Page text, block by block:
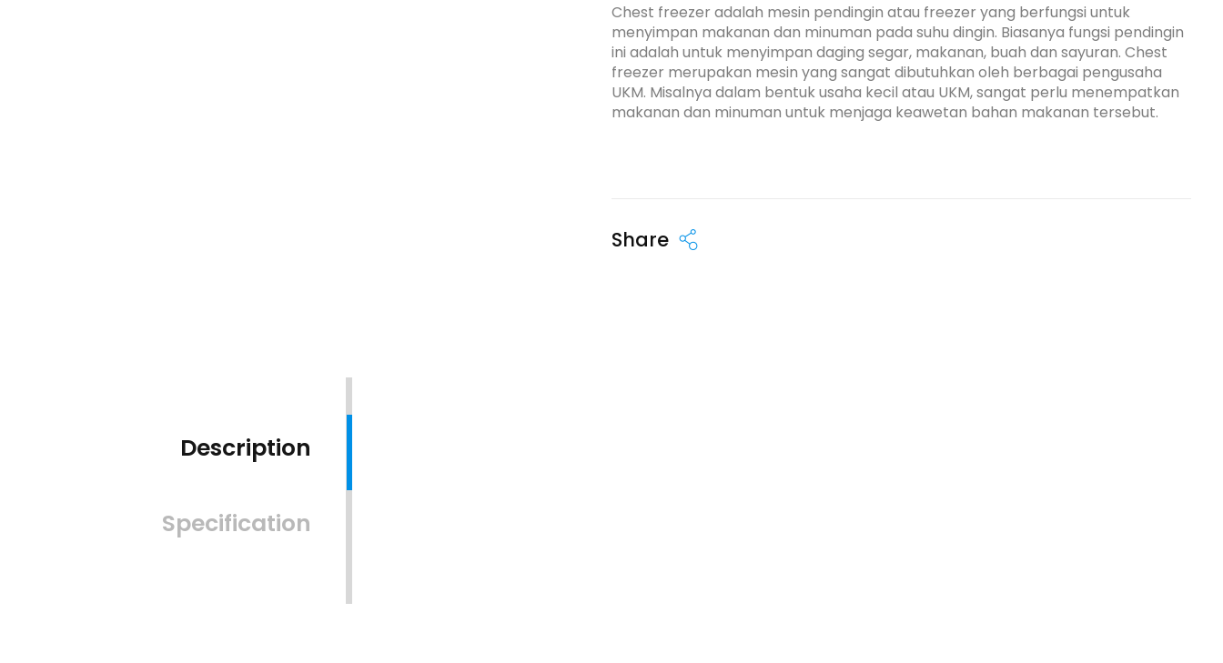
Chest freezer adalah mesin pendingin atau freezer yang berfungsi untuk
menyimpan makanan dan minuman pada suhu dingin. Biasanya fungsi pendingin
ini adalah untuk menyimpan daging segar, makanan, buah dan sayuran. Chest
freezer merupakan mesin yang sangat dibutuhkan oleh berbagai pengusaha
UKM. Misalnya dalam bentuk usaha kecil atau UKM, sangat perlu menempatkan
makanan dan minuman untuk menjaga keawetan bahan makanan tersebut.
Share
Description
Specification